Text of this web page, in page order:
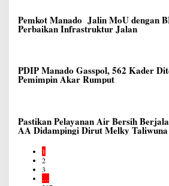
Pemkot Manado Jalin MoU dengan
Perbaikan Infrastruktur Jalan
PDIP Manado Gasspol, 562 Kader
Pemimpin Akar Rumput
Pastikan Pelayanan Air Bersih
AA Didampingi Dirut Melky
1
2
3
…